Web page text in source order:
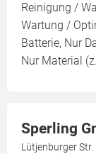
Reinigung /
Wartung /
Batterie, Nur
Nur Material
Sperling
Lütjenburger